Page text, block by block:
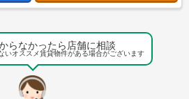
らなかったら店舗に相談
いオススメ賃貸物件がある場合がございます